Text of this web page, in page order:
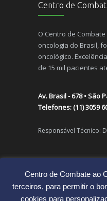
Centro de Combate ao
terceiros, para permitir o
cookies para
O paciente com
O Câncer é
10/12/2014
13/07/2015
Como lidar com o
11/08/2015
Centro de
O Centro de
oncologia do Brasil,
oncológico.
de 15 mil pacientes
Av. Brasil - 678 • São
Telefones: (11) 3059
Responsável Técnico: